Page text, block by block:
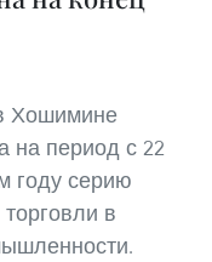
Хошимине
на период с 22
году серию
в